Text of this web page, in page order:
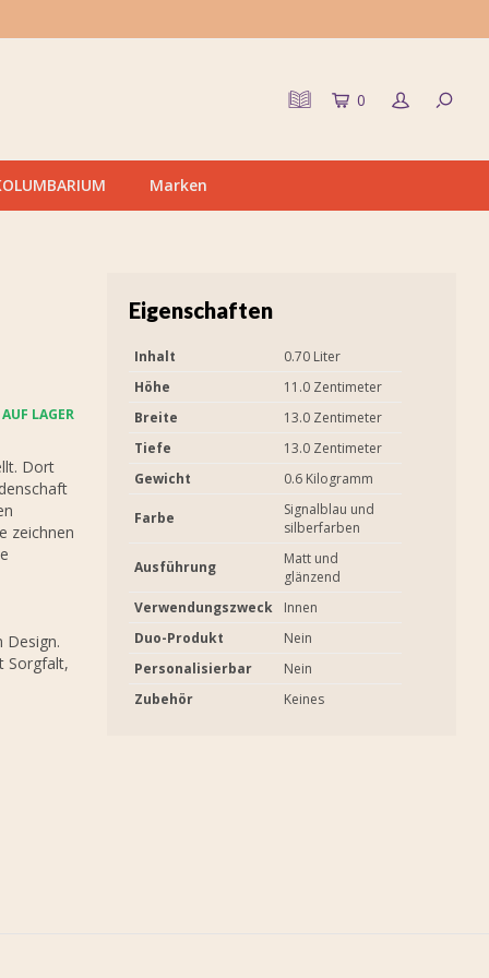
0
Marken
LAGER
Dort
zeichnen
Design.
Sorgfalt,
Eigenschaften
Inhalt
0.70 Liter
Höhe
11.0 Zentimeter
Breite
13.0 Zentimeter
Tiefe
13.0 Zentimeter
Gewicht
0.6 Kilogramm
Farbe
Signalblau und
silberfarben
Ausführung
Matt und
glänzend
Verwendungszweck
Innen
Duo-Produkt
Nein
Personalisierbar
Nein
Zubehör
Keines